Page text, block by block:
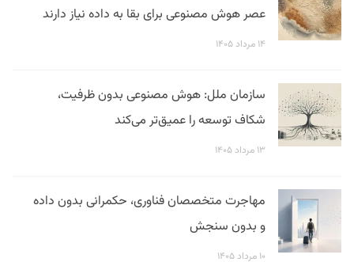
عصر هوش مصنوعی برای بقا به داده نیاز دارند
۱۴ مرداد ۱۴۰۵
سازمان ملل: هوش مصنوعی بدون ظرفیت،
شکاف توسعه را عمیق‌تر می‌کند
۱۳ مرداد ۱۴۰۵
مهاجرت متخصصان فناوری، حکمرانی بدون داده
و بدون سنجش
۱۰ مرداد ۱۴۰۵